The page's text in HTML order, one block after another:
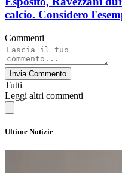
calcio. Considero
Commenti
Invia Commento
Tutti
Leggi altri commenti
Ultime Notizie